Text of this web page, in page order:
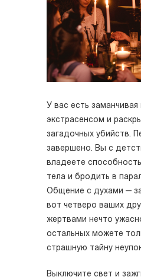
У вас есть заманчивая
экстрасенсом и
загадочных убийств.
завершено. Вы с
владеете
тела и бродить в
Общение с духами —
вот четверо ваших
жертвами нечто
остальных можете
страшную тайну
Выключите свет и